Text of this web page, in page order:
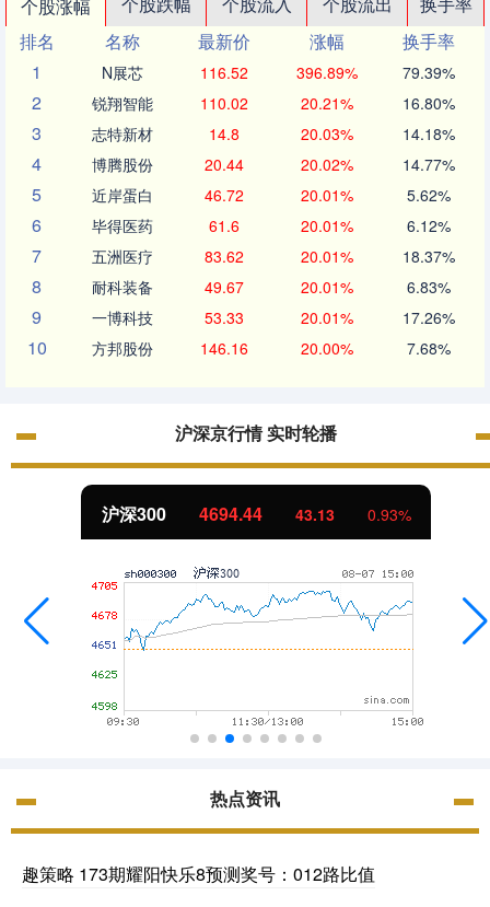
个股涨幅
排名
名称 最新价 涨幅
换手率
1
N展芯 116.52 396.89% 79.39%
2 锐翔智能 110.02 20.21% 16.80%
3 志特新材 14.8 20.03% 14.18%
4 博腾股份 20.44 20.02% 14.77%
5 近岸蛋白 46.72 20.01% 5.62%
6 毕得医药 61.6 20.01% 6.12%
7 五洲医疗 83.62 20.01% 18.37%
8 耐科装备 49.67 20.01% 6.83%
9 一博科技 53.33 20.01% 17.26%
10 方邦股份 146.16 20.00% 7.68%
沪深京行情 实时轮播
北证50 1134.24 11.37 1.01%
热点资讯
趣策略 173期耀阳快乐8预测奖号：012路比值